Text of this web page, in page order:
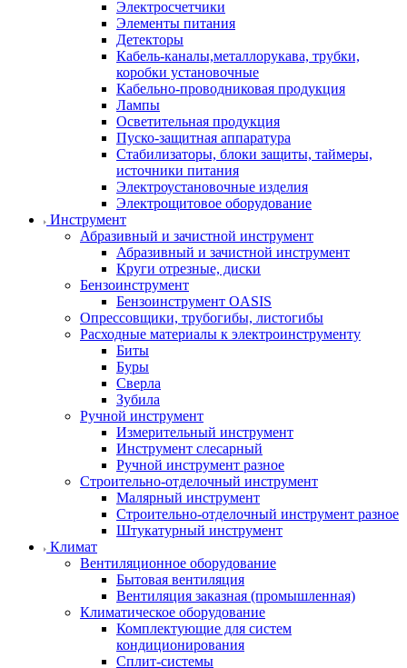
Электросчетчики
Элементы питания
Детекторы
Кабель-каналы,металлорукава, трубки,
коробки установочные
Кабельно-проводниковая продукция
Лампы
Осветительная продукция
Пуско-защитная аппаратура
Стабилизаторы, блоки защиты, таймеры,
источники питания
Электроустановочные изделия
Электрощитовое оборудование
Инструмент
Абразивный и зачистной инструмент
Абразивный и зачистной инструмент
Круги отрезные, диски
Бензоинструмент
Бензоинструмент OASIS
Опрессовщики, трубогибы, листогибы
Расходные материалы к электроинструменту
Биты
Буры
Сверла
Зубила
Ручной инструмент
Измерительный инструмент
Инструмент слесарный
Ручной инструмент разное
Строительно-отделочный инструмент
Малярный инструмент
Строительно-отделочный инструмент разное
Штукатурный инструмент
Климат
Вентиляционное оборудование
Бытовая вентиляция
Вентиляция заказная (промышленная)
Климатическое оборудование
Комплектующие для систем
кондиционирования
Сплит-системы